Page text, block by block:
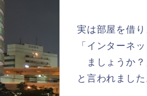
実は部屋を借
「インターネ
ましょうか？
と言われました